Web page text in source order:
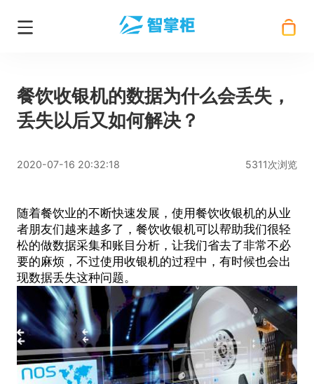
餐饮收银机的数据为什么会丢失，
丢失以后又如何解决？
2020-07-16 20:32:18 5311次浏览
随着餐饮业的不断快速发展，使用餐饮收银机的从业
者朋友们越来越多了，餐饮收银机可以帮助我们很轻
松的做数据采集和账目分析，让我们省去了非常不必
要的麻烦，不过使用收银机的过程中，有时候也会出
现数据丢失这种问题。